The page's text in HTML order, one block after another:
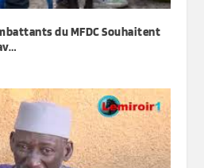
du MFDC Souhaitent